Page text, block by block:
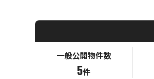
一般公開物件数
5件